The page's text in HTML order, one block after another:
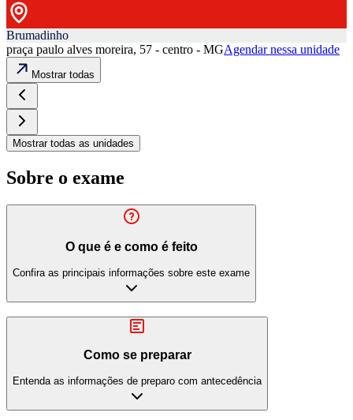
Brumadinho
praça paulo alves moreira, 57 - centro - MGAgendar nessa unidade
Mostrar todas
Mostrar todas as unidades
Sobre o exame
O que é e como é feito
Confira as principais informações sobre este exame
Como se preparar
Entenda as informações de preparo com antecedência